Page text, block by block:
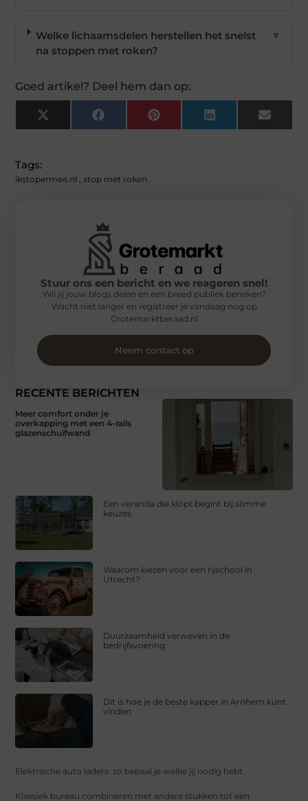
Welke lichaamsdelen herstellen het snelst
na stoppen met roken?
▼
Goed artikel? Deel hem dan op:
X
(Twitter)
FacebookPinterest LinkedIn Email
Tags:
ikstopermee.nl ,stop met roken
RECENTE BERICHTEN
Meer comfort onder je
overkapping met een 4-rails
glazenschuifwand
Een veranda die klopt begint bij slimme
keuzes
Waarom kiezen voor een rijschool in
Utrecht?
Duurzaamheid verweven in de
bedrijfsvoering
Dit is hoe je de beste kapper in Arnhem kunt
vinden
Elektrische auto laders: zo bepaal je welke jij nodig hebt
Klassiek bureau combineren met andere stukken tot een
Stuur ons een bericht en we reageren snel!
Wil jij jouw blogs delen en een breed publiek bereiken?
Wacht niet langer en registreer je vandaag nog op
Grotemarktberaad.nl
Neem contact op